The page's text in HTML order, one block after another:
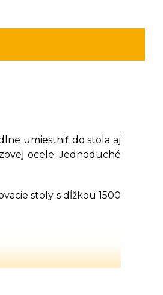
umiestniť do stola aj
ocele. Jednoduché
stoly s dĺžkou 1500